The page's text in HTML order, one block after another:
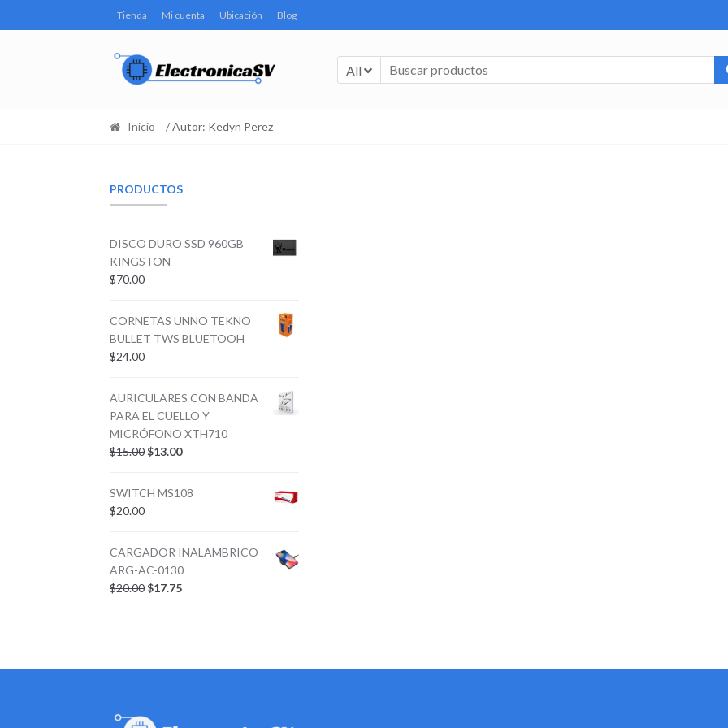
Tienda Mi cuenta Ubicación Blog
All
Inicio / Autor: Kedyn Perez
PRODUCTOS
DISCO DURO SSD 960GB
KINGSTON
$70.00
CORNETAS UNNO TEKNO
BULLET TWS BLUETOOH
$24.00
AURICULARES CON BANDA
PARA EL CUELLO Y
MICRÓFONO XTH710
$15.00$13.00
SWITCH MS108
$20.00
CARGADOR INALAMBRICO
ARG-AC-0130
$20.00$17.75